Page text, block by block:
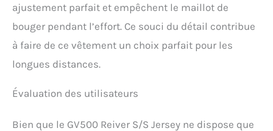
ajustement parfait et empêchent le maillot de
bouger pendant l’effort. Ce souci du détail contribue
à faire de ce vêtement un choix parfait pour les
longues distances.
Évaluation des utilisateurs
Bien que le GV500 Reiver S/S Jersey ne dispose que